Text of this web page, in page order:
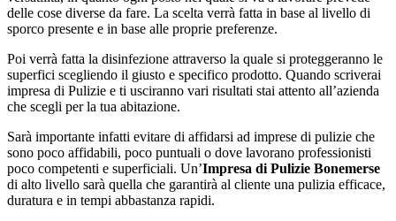
delle cose diverse da fare. La scelta verrà fatta in base al livello di
sporco presente e in base alle proprie preferenze.
Poi verrà fatta la disinfezione attraverso la quale si proteggeranno le
superfici scegliendo il giusto e specifico prodotto. Quando scriverai
impresa di Pulizie e ti usciranno vari risultati stai attento all’azienda
che scegli per la tua abitazione.
Sarà importante infatti evitare di affidarsi ad imprese di pulizie che
sono poco affidabili, poco puntuali o dove lavorano professionisti
poco competenti e superficiali. Un’Impresa di Pulizie Bonemerse
di alto livello sarà quella che garantirà al cliente una pulizia efficace,
duratura e in tempi abbastanza rapidi.